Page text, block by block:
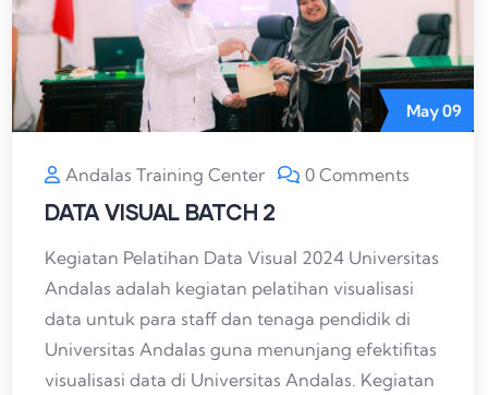
May09
Andalas Training Center 0 Comments
DATA VISUAL BATCH 2
Kegiatan Pelatihan Data Visual 2024 Universitas
Andalas adalah kegiatan pelatihan visualisasi
data untuk para staff dan tenaga pendidik di
Universitas Andalas guna menunjang efektifitas
visualisasi data di Universitas Andalas. Kegiatan